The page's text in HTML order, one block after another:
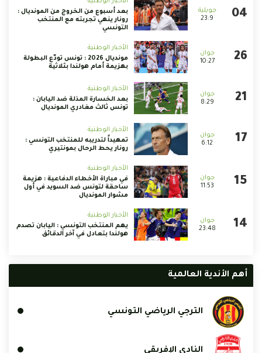
23:9
بعد أسبوع من الخروج من المونديال :
رونار ينهي تجربته مع المنتخب
التونسي
10:27
الأخبار الوطنية
مونديال 2026 : تونس تودّع البطولة
بهزيمة أمام هولندا بثلاثية
8:29
الأخبار الوطنية
بعد الخسارة المذلة ضد اليابان :
تونس ثالث مغادري المونديال
6:12
الأخبار الوطنية
تمهيداً لتدريبه للمنتخب التونسي :
رونار يحط الرحال بمونتيري
11:53
الأخبار الوطنية
في مباراة الأخطاء الدفاعية : هزيمة
ساحقة لتونس ضد السويد في أول
مشوار المونديال
23:48
الأخبار الوطنية
يهم المنتخب التونسي : اليابان تصدم
هولندا بتعادل في آخر الدقائق
أهم الأندية العالمية
الترجي الرياضي التونسي
النادي الإفريقي